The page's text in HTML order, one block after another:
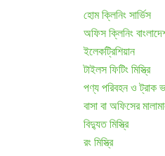
হোম ক্লিনিং সার্ভিস
অফিস ক্লিনিং
ইলেকট্রিশিয়ান
টাইলস ফিটিং মিস্ত্রি
পণ্য পরিবহন ও ট্রাক
বাসা বা অফিসের
বিদ্যুত মিস্ত্রি
রং মিস্ত্রি